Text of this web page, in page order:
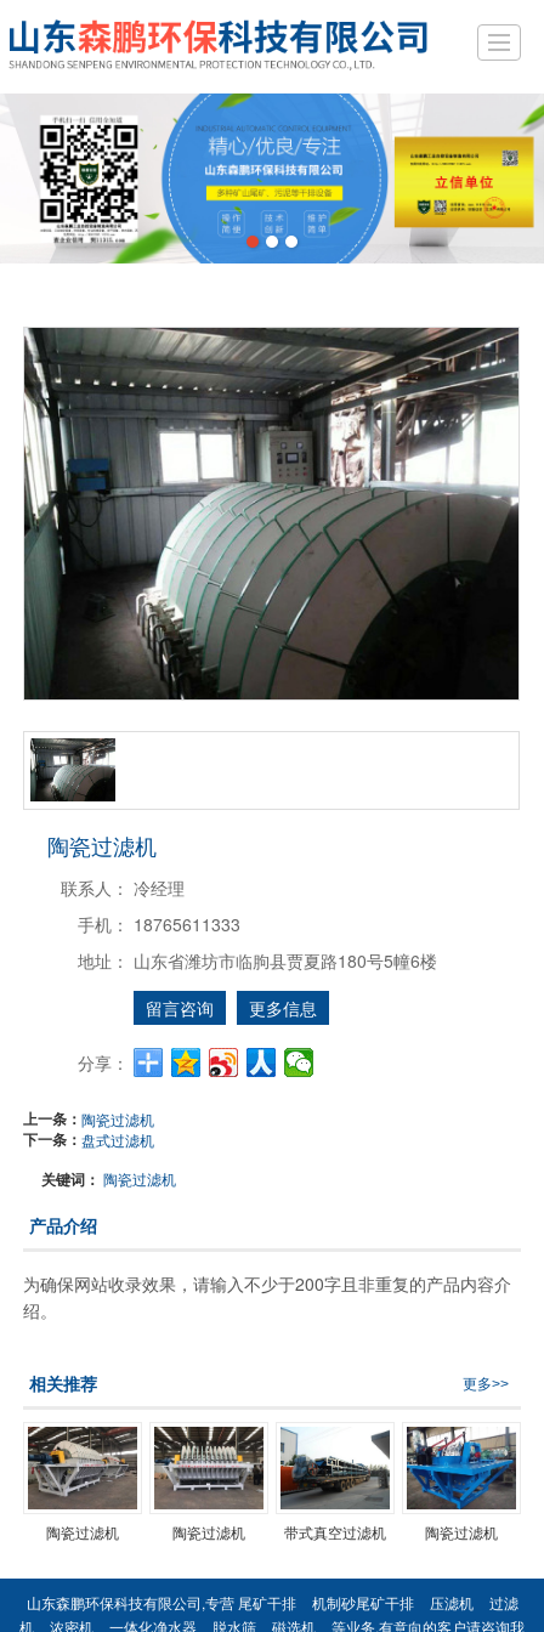
综合首页关于我们 产品展示 新闻动态 案例展示行业常识 联
陶瓷过滤机
联系人： 冷经理
手机： 18765611333
地址： 山东省潍坊市临朐县贾夏路180号5幢6楼
留言咨询
更多信息
分享：
上一条：陶瓷过滤机
下一条：盘式过滤机
关键词：陶瓷过滤机
产品介绍
为确保网站收录效果，请输入不少于200字且非重复的产品内容介
绍。
更多>>
相关推荐
陶瓷过滤机 陶瓷过滤机 带式真空过滤机 陶瓷过滤机
山东森鹏环保科技有限公司,专营 尾矿干排 机制砂尾矿干排 压滤机
过滤
机
浓密机 一体化净水器 脱水筛 磁选机 等业务,有意向的客户请咨询我